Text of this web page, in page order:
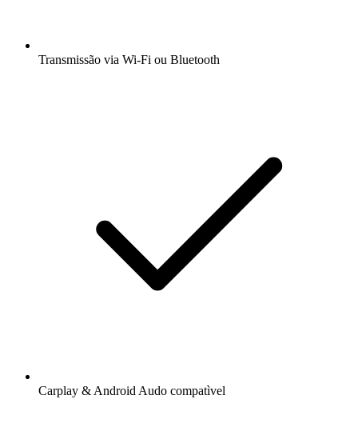
Transmissão via Wi-Fi ou Bluetooth
Carplay & Android Audo compatìvel